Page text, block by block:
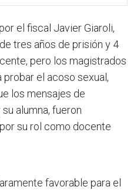
el fiscal Javier Giaroli,
tres años de prisión y 4
pero los magistrados
el acoso sexual,
los mensajes de
alumna, fueron
su rol como docente
favorable para el